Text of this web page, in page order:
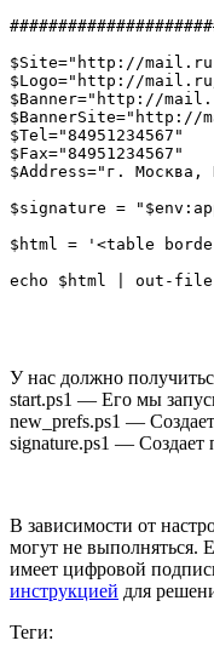
$Site="http://
$Logo="http://
$Banner="http://
$Tel="84951234567"
$Fax="84951234567"
$Address="г. Москва,
$signature =
$html = '<table
echo $html | out-file
У нас должно
start.ps1 — Его мы
new_prefs.ps1 —
signature.ps1 — Создает
В зависимости от
могут не выполняться.
имеет цифровой
инструкцией для
Теги: